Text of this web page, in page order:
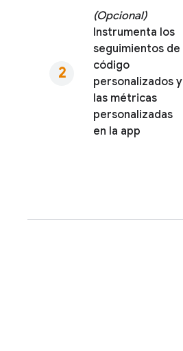
(Opcional)
Instrumenta los
seguimientos de
código
personalizados y
las métricas
personalizadas
en la app